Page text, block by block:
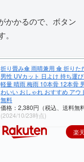
かかるので、ボタン
折り畳み傘 雨晴兼用 傘 折りた
男性 UVカット 日よけ 持ち運
軽量 晴雨 梅雨 10本骨 12本骨
わいい おしゃれ おすすめ アウ
無料
価格：2,380円（税込、送料無
(2024/10/23時点)
楽